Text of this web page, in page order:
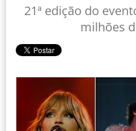
21ª edição do
milhões